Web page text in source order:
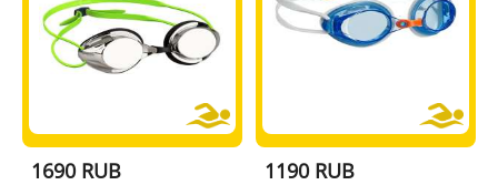
1690 RUB 1190 RUB